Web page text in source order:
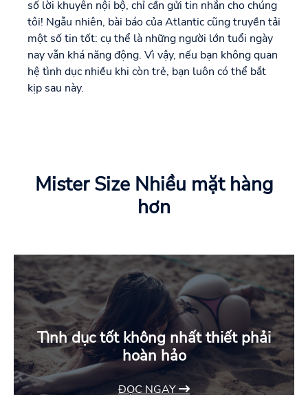
số lời khuyên nội bộ, chỉ cần gửi tin nhắn cho chúng
tôi! Ngẫu nhiên, bài báo của Atlantic cũng truyền tải
một số tin tốt: cụ thể là những người lớn tuổi ngày
nay vẫn khá năng động. Vì vậy, nếu bạn không quan
hệ tình dục nhiều khi còn trẻ, bạn luôn có thể bắt
kịp sau này.
Mister Size Nhiều mặt hàng
hơn
Tình dục tốt không nhất thiết phải
hoàn hảo
ĐỌC NGAY